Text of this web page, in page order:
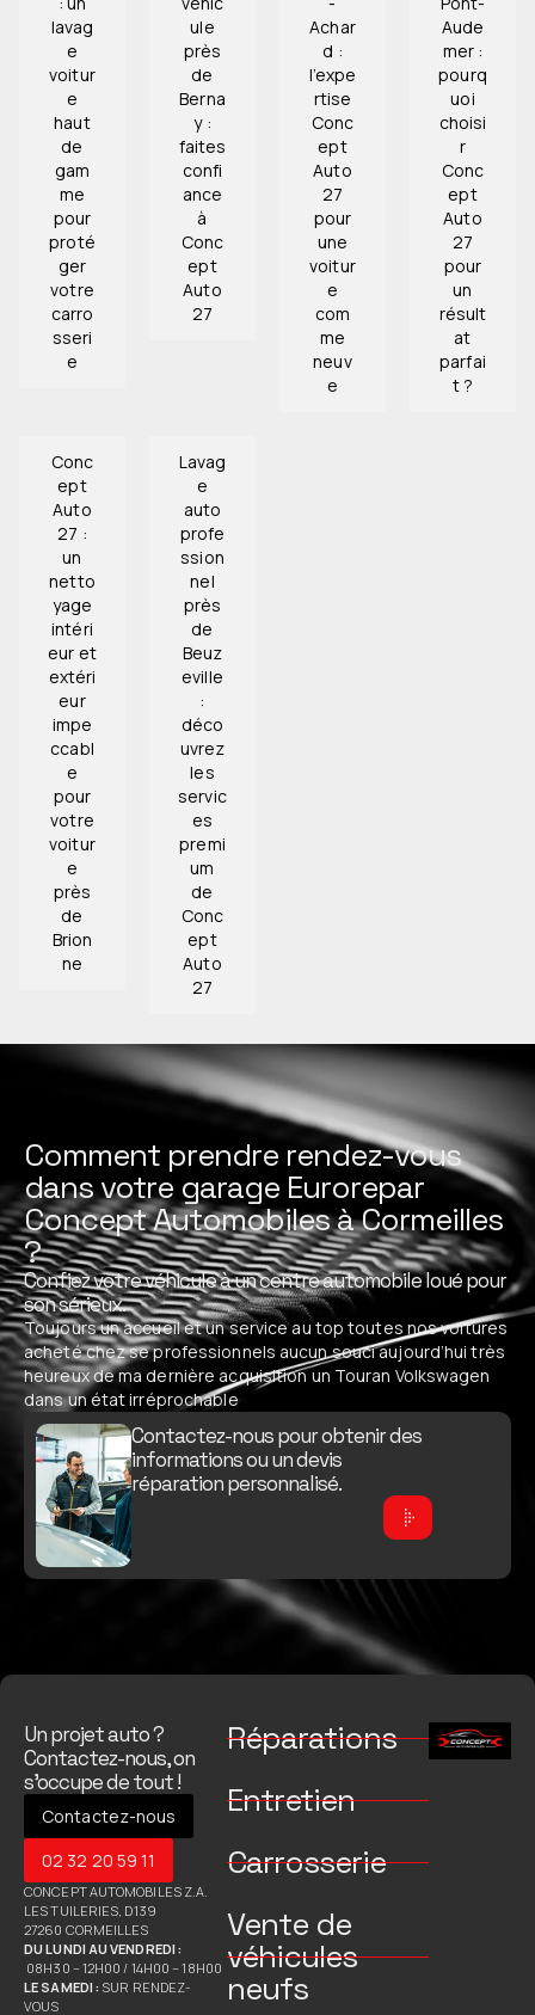
lavag
e
voitur
e
haut
de
gam
me
pour
proté
ger
votre
carro
sseri
e
ule
près
de
Berna
y :
faites
confi
ance
à
Conc
ept
Auto
27
Achar
d :
l’expe
rtise
Conc
ept
Auto
27
pour
une
voitur
e
com
me
neuv
e
Aude
mer :
pourq
uoi
choisi
r
Conc
ept
Auto
27
pour
un
résult
at
parfai
t ?
Conc
ept
Auto
27 :
un
netto
yage
intéri
eur et
extéri
eur
impe
ccabl
e
pour
votre
voitur
e
près
de
Brion
ne
Lavag
e
auto
profe
ssion
nel
près
de
Beuz
eville
:
déco
uvrez
les
servic
es
premi
um
de
Conc
ept
Auto
27
Comment prendre rendez-vous
dans votre garage Eurorepar
Concept Automobiles à Cormeilles
?
Confiez votre véhicule à un centre automobile loué pour
son sérieux.
Toujours un accueil et un service au top toutes nos voitures
acheté chez se professionnels aucun souci aujourd’hui très
heureux de ma dernière acquisition un Touran Volkswagen
dans un état irréprochable
Contactez-nous pour obtenir des
informations ou un devis
réparation personnalisé.
Un projet auto ?
Contactez-nous, on
s’occupe de tout !
Contactez-nous
02 32 20 59 11
CONCEPT AUTOMOBILES Z.A.
LES TUILERIES, D139
27260 CORMEILLES
DU LUNDI AU VENDREDI :
08H30 – 12H00 / 14H00 – 18H00
LE SAMEDI : SUR RENDEZ-
VOUS
Réparations
Entretien
Carrosserie
Vente de
véhicules
neufs